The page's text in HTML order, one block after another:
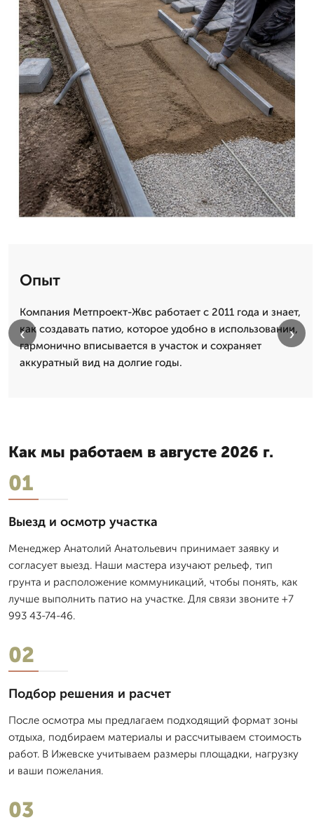
Опыт
Компания Метпроект-Жвс работает с 2011 года и знает,
как создавать патио, которое удобно в использовании,
гармонично вписывается в участок и сохраняет
аккуратный вид на долгие годы.
‹ ›
Как мы работаем в августе 2026 г.
01
Выезд и осмотр участка
Менеджер Анатолий Анатольевич принимает заявку и
согласует выезд. Наши мастера изучают рельеф, тип
грунта и расположение коммуникаций, чтобы понять, как
лучше выполнить патио на участке. Для связи звоните +7
993 43-74-46.
02
Подбор решения и расчет
После осмотра мы предлагаем подходящий формат зоны
отдыха, подбираем материалы и рассчитываем стоимость
работ. В Ижевске учитываем размеры площадки, нагрузку
и ваши пожелания.
03